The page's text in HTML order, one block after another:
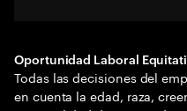
Oportunidad Laboral
Todas las decisiones del
en cuenta la edad, raza,